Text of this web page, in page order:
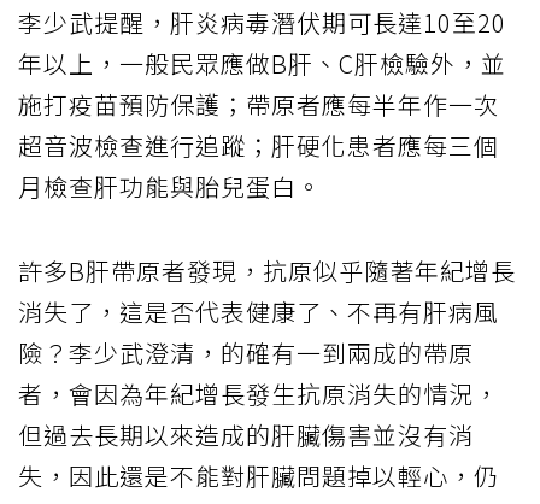
李少武提醒，肝炎病毒潛伏期可長達10至20
年以上，一般民眾應做B肝、C肝檢驗外，並
施打疫苗預防保護；帶原者應每半年作一次
超音波檢查進行追蹤；肝硬化患者應每三個
月檢查肝功能與胎兒蛋白。
許多B肝帶原者發現，抗原似乎隨著年紀增長
消失了，這是否代表健康了、不再有肝病風
險？李少武澄清，的確有一到兩成的帶原
者，會因為年紀增長發生抗原消失的情況，
但過去長期以來造成的肝臟傷害並沒有消
失，因此還是不能對肝臟問題掉以輕心，仍